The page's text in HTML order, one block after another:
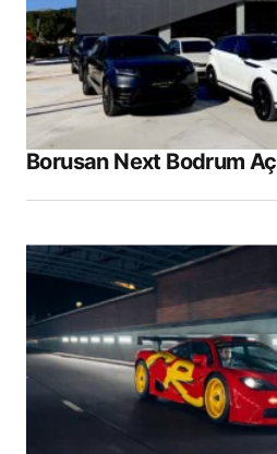
Your Name
Your E-mail*
Daha sonraki
adım, e-posta adresim
tarayıcıya kaydedilsin.
Submit Comment
Borusan Next Bodrum